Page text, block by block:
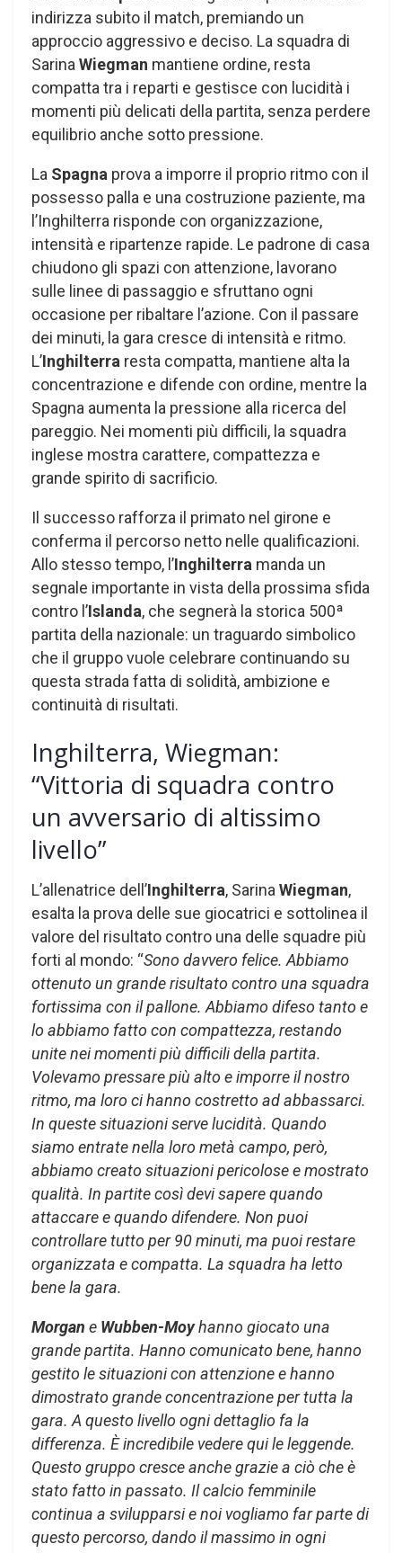
indirizza subito il match, premiando un
approccio aggressivo e deciso. La squadra di
Sarina Wiegman mantiene ordine, resta
compatta tra i reparti e gestisce con lucidità i
momenti più delicati della partita, senza perdere
equilibrio anche sotto pressione.
La Spagna prova a imporre il proprio ritmo con il
possesso palla e una costruzione paziente, ma
l’Inghilterra risponde con organizzazione,
intensità e ripartenze rapide. Le padrone di casa
chiudono gli spazi con attenzione, lavorano
sulle linee di passaggio e sfruttano ogni
occasione per ribaltare l’azione. Con il passare
dei minuti, la gara cresce di intensità e ritmo.
L’Inghilterra resta compatta, mantiene alta la
concentrazione e difende con ordine, mentre la
Spagna aumenta la pressione alla ricerca del
pareggio. Nei momenti più difficili, la squadra
inglese mostra carattere, compattezza e
grande spirito di sacrificio.
Il successo rafforza il primato nel girone e
conferma il percorso netto nelle qualificazioni.
Allo stesso tempo, l’Inghilterra manda un
segnale importante in vista della prossima sfida
contro l’Islanda, che segnerà la storica 500ª
partita della nazionale: un traguardo simbolico
che il gruppo vuole celebrare continuando su
questa strada fatta di solidità, ambizione e
continuità di risultati.
Inghilterra, Wiegman:
“Vittoria di squadra contro
un avversario di altissimo
livello”
L’allenatrice dell’Inghilterra, Sarina Wiegman,
esalta la prova delle sue giocatrici e sottolinea il
valore del risultato contro una delle squadre più
forti al mondo: “Sono davvero felice. Abbiamo
ottenuto un grande risultato contro una squadra
fortissima con il pallone. Abbiamo difeso tanto e
lo abbiamo fatto con compattezza, restando
unite nei momenti più difficili della partita.
Volevamo pressare più alto e imporre il nostro
ritmo, ma loro ci hanno costretto ad abbassarci.
In queste situazioni serve lucidità. Quando
siamo entrate nella loro metà campo, però,
abbiamo creato situazioni pericolose e mostrato
qualità. In partite così devi sapere quando
attaccare e quando difendere. Non puoi
controllare tutto per 90 minuti, ma puoi restare
organizzata e compatta. La squadra ha letto
bene la gara.
Morgan e Wubben-Moyhanno giocato una
grande partita. Hanno comunicato bene, hanno
gestito le situazioni con attenzione e hanno
dimostrato grande concentrazione per tutta la
gara. A questo livello ogni dettaglio fa la
differenza. È incredibile vedere qui le leggende.
Questo gruppo cresce anche grazie a ciò che è
stato fatto in passato. Il calcio femminile
continua a svilupparsi e noi vogliamo far parte di
questo percorso, dando il massimo in ogni